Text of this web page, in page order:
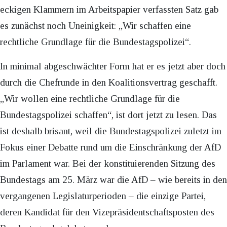
eckigen Klammern im Arbeitspapier verfassten Satz gab
es zunächst noch Uneinigkeit: „Wir schaffen eine
rechtliche Grundlage für die Bundestagspolizei“.
In minimal abgeschwächter Form hat er es jetzt aber doch
durch die Chefrunde in den Koalitionsvertrag geschafft.
„Wir wollen eine rechtliche Grundlage für die
Bundestagspolizei schaffen“, ist dort jetzt zu lesen. Das
ist deshalb brisant, weil die Bundestagspolizei zuletzt im
Fokus einer Debatte rund um die Einschränkung der AfD
im Parlament war. Bei der konstituierenden Sitzung des
Bundestags am 25. März war die AfD – wie bereits in den
vergangenen Legislaturperioden – die einzige Partei,
deren Kandidat für den Vizepräsidentschaftsposten des